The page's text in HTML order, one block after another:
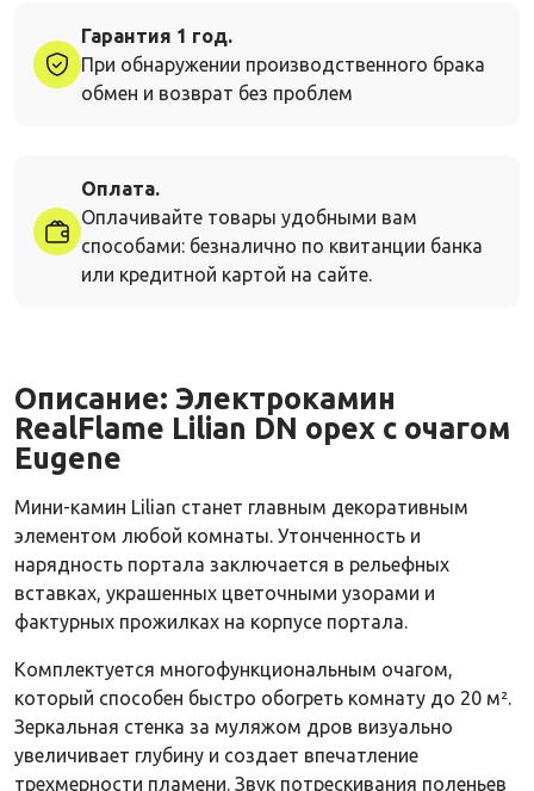
Гарантия 1 год.
При обнаружении производственного брака
обмен и возврат без проблем
Оплата.
Оплачивайте товары удобными вам
способами: безналично по квитанции банка
или кредитной картой на сайте.
Описание: Электрокамин
RealFlame Lilian DN орех с очагом
Eugene
Мини-камин Lilian станет главным декоративным
элементом любой комнаты. Утонченность и
нарядность портала заключается в рельефных
вставках, украшенных цветочными узорами и
фактурных прожилках на корпусе портала.
Комплектуется многофункциональным очагом,
который способен быстро обогреть комнату до 20 м².
Зеркальная стенка за муляжом дров визуально
увеличивает глубину и создает впечатление
трехмерности пламени. Звук потрескивания поленьев